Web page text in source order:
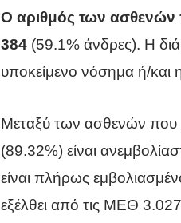
Ο αριθμός των ασθενών
384(59.1% άνδρες). Η
υποκείμενο νόσημα ή/και
Μεταξύ των ασθενών που
(89.32%) είναι
είναι πλήρως
εξέλθει από τις ΜΕΘ